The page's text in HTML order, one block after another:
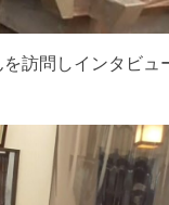
訪問しインタビュ